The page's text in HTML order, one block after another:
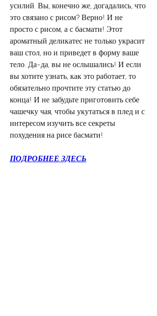
усилий. Вы, конечно же, догадались, что
это связано с рисом? Верно! И не
просто с рисом, а с басмати! Этот
ароматный деликатес не только украсит
ваш стол, но и приведет в форму ваше
тело. Да-да, вы не ослышались! И если
вы хотите узнать, как это работает, то
обязательно прочтите эту статью до
конца! И не забудьте приготовить себе
чашечку чая, чтобы укутаться в плед и с
интересом изучить все секреты
похудения на рисе басмати!
ПОДРОБНЕЕ ЗДЕСЬ